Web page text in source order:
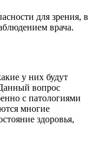
для зрения, в
врача.
у них будут
вопрос
с патологиями
многие
здоровья,